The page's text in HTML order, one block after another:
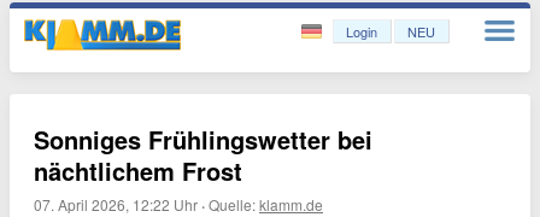
Login NEU
Sonniges Frühlingswetter bei
nächtlichem Frost
07. April 2026, 12:22 Uhr ·Quelle:klamm.de